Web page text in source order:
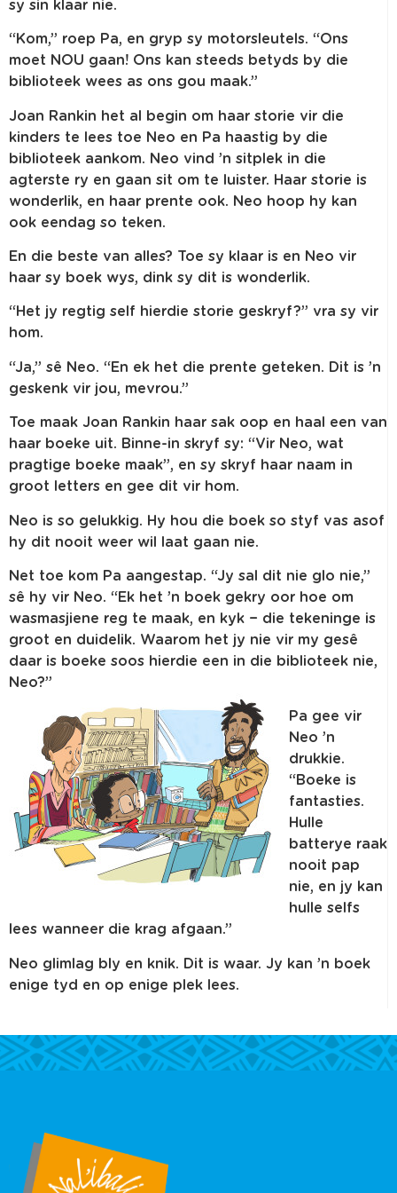
sy sin klaar nie.
“Kom,” roep Pa, en gryp sy motorsleutels. “Ons
moet NOU gaan! Ons kan steeds betyds by die
biblioteek wees as ons gou maak.”
Joan Rankin het al begin om haar storie vir die
kinders te lees toe Neo en Pa haastig by die
biblioteek aankom. Neo vind ’n sitplek in die
agterste ry en gaan sit om te luister. Haar storie is
wonderlik, en haar prente ook. Neo hoop hy kan
ook eendag so teken.
En die beste van alles? Toe sy klaar is en Neo vir
haar sy boek wys, dink sy dit is wonderlik.
“Het jy regtig self hierdie storie geskryf?” vra sy vir
hom.
“Ja,” sê Neo. “En ek het die prente geteken. Dit is ’n
geskenk vir jou, mevrou.”
Toe maak Joan Rankin haar sak oop en haal een van
haar boeke uit. Binne-in skryf sy: “Vir Neo, wat
pragtige boeke maak”, en sy skryf haar naam in
groot letters en gee dit vir hom.
Neo is so gelukkig. Hy hou die boek so styf vas asof
hy dit nooit weer wil laat gaan nie.
Net toe kom Pa aangestap. “Jy sal dit nie glo nie,”
sê hy vir Neo. “Ek het ’n boek gekry oor hoe om
wasmasjiene reg te maak, en kyk − die tekeninge is
groot en duidelik. Waarom het jy nie vir my gesê
daar is boeke soos hierdie een in die biblioteek nie,
Neo?”
Pa gee vir
Neo ’n
drukkie.
“Boeke is
fantasties.
Hulle
batterye raak
nooit pap
nie, en jy kan
hulle selfs
lees wanneer die krag afgaan.”
Neo glimlag bly en knik. Dit is waar. Jy kan ’n boek
enige tyd en op enige plek lees.